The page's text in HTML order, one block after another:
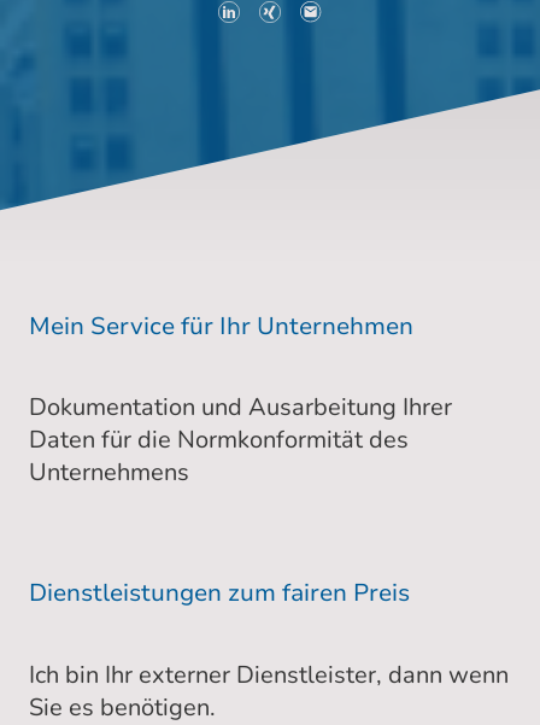
Mein Service für Ihr Unternehmen
Dokumentation und Ausarbeitung Ihrer
Daten für die Normkonformität des
Unternehmens
Dienstleistungen zum fairen Preis
Ich bin Ihr externer Dienstleister, dann wenn
Sie es benötigen.